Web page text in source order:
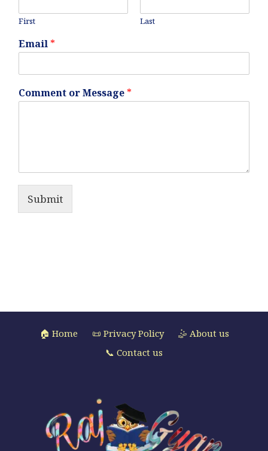
First Last
Email *
Comment or Message *
Submit
🏠 Home 📜 Privacy Policy
🤹 About us
📞 Contact us